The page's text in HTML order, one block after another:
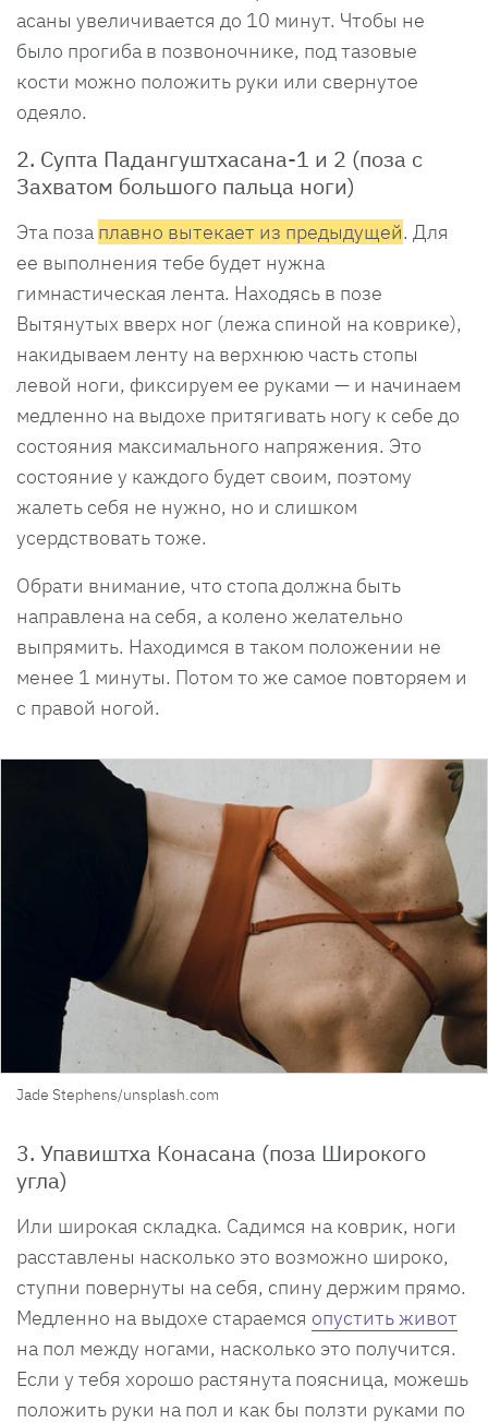
асаны увеличивается до 10 минут. Чтобы не
было прогиба в позвоночнике, под тазовые
кости можно положить руки или свернутое
одеяло.
2. Супта Падангуштхасана-1 и 2 (поза с
Захватом большого пальца ноги)
Эта поза плавно вытекает из предыдущей. Для
ее выполнения тебе будет нужна
гимнастическая лента. Находясь в позе
Вытянутых вверх ног (лежа спиной на коврике),
накидываем ленту на верхнюю часть стопы
левой ноги, фиксируем ее руками — и начинаем
медленно на выдохе притягивать ногу к себе до
состояния максимального напряжения. Это
состояние у каждого будет своим, поэтому
жалеть себя не нужно, но и слишком
усердствовать тоже.
Обрати внимание, что стопа должна быть
направлена на себя, а колено желательно
выпрямить. Находимся в таком положении не
менее 1 минуты. Потом то же самое повторяем и
с правой ногой.
Jade Stephens/unsplash.com
3. Упавиштха Конасана (поза Широкого
угла)
Или широкая складка. Садимся на коврик, ноги
расставлены насколько это возможно широко,
ступни повернуты на себя, спину держим прямо.
Медленно на выдохе стараемся опустить живот
на пол между ногами, насколько это получится.
Если у тебя хорошо растянута поясница, можешь
положить руки на пол и как бы ползти руками по